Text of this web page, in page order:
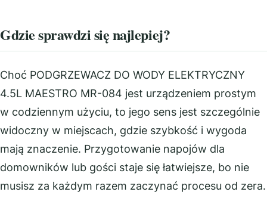
Gdzie sprawdzi się najlepiej?
Choć PODGRZEWACZ DO WODY ELEKTRYCZNY
4.5L MAESTRO MR-084 jest urządzeniem prostym
w codziennym użyciu, to jego sens jest szczególnie
widoczny w miejscach, gdzie szybkość i wygoda
mają znaczenie. Przygotowanie napojów dla
domowników lub gości staje się łatwiejsze, bo nie
musisz za każdym razem zaczynać procesu od zera.